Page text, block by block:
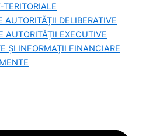
AUTORITĂȚII DELIBERATIVE
AUTORITĂȚII EXECUTIVE
ȘI INFORMAȚII FINANCIARE